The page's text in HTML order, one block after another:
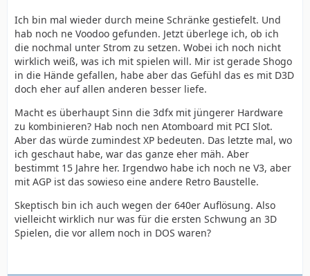
Ich bin mal wieder durch meine Schränke gestiefelt. Und
hab noch ne Voodoo gefunden. Jetzt überlege ich, ob ich
die nochmal unter Strom zu setzen. Wobei ich noch nicht
wirklich weiß, was ich mit spielen will. Mir ist gerade Shogo
in die Hände gefallen, habe aber das Gefühl das es mit D3D
doch eher auf allen anderen besser liefe.
Macht es überhaupt Sinn die 3dfx mit jüngerer Hardware
zu kombinieren? Hab noch nen Atomboard mit PCI Slot.
Aber das würde zumindest XP bedeuten. Das letzte mal, wo
ich geschaut habe, war das ganze eher mäh. Aber
bestimmt 15 Jahre her. Irgendwo habe ich noch ne V3, aber
mit AGP ist das sowieso eine andere Retro Baustelle.
Skeptisch bin ich auch wegen der 640er Auflösung. Also
vielleicht wirklich nur was für die ersten Schwung an 3D
Spielen, die vor allem noch in DOS waren?